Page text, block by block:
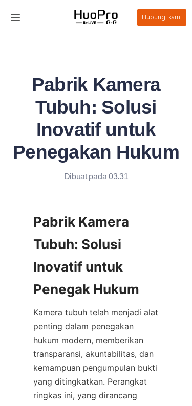
Hubungi kami
Pabrik Kamera
Tubuh: Solusi
Inovatif untuk
Penegakan Hukum
Dibuat pada 03.31
Pabrik Kamera
Tubuh: Solusi
Inovatif untuk
Kamera tubuh telah menjadi alat
penting dalam penegakan
hukum modern, memberikan
transparansi, akuntabilitas, dan
kemampuan pengumpulan bukti
yang ditingkatkan. Perangkat
ringkas ini, yang dirancang
Layanan dan dukungan
Berita